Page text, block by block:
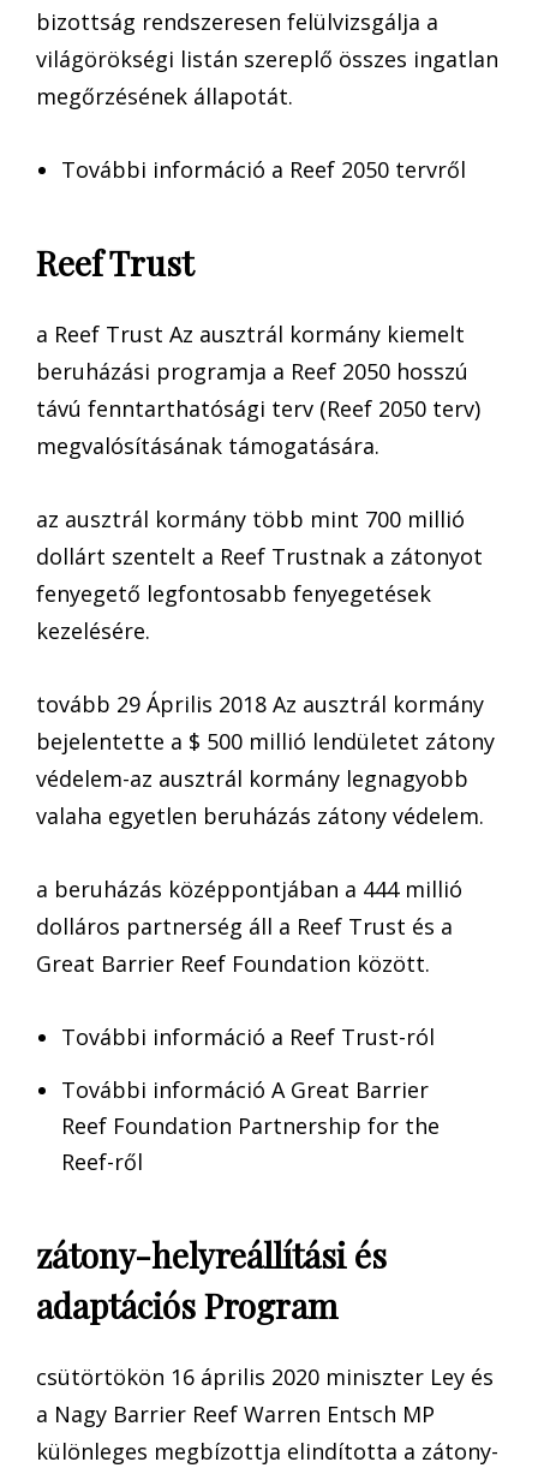
bizottság rendszeresen felülvizsgálja a
világörökségi listán szereplő összes ingatlan
megőrzésének állapotát.
További információ a Reef 2050 tervről
Reef Trust
a Reef Trust Az ausztrál kormány kiemelt
beruházási programja a Reef 2050 hosszú
távú fenntarthatósági terv (Reef 2050 terv)
megvalósításának támogatására.
az ausztrál kormány több mint 700 millió
dollárt szentelt a Reef Trustnak a zátonyot
fenyegető legfontosabb fenyegetések
kezelésére.
tovább 29 Április 2018 Az ausztrál kormány
bejelentette a $ 500 millió lendületet zátony
védelem-az ausztrál kormány legnagyobb
valaha egyetlen beruházás zátony védelem.
a beruházás középpontjában a 444 millió
dolláros partnerség áll a Reef Trust és a
Great Barrier Reef Foundation között.
További információ a Reef Trust-ról
További információ A Great Barrier
Reef Foundation Partnership for the
Reef-ről
zátony-helyreállítási és
adaptációs Program
csütörtökön 16 április 2020 miniszter Ley és
a Nagy Barrier Reef Warren Entsch MP
különleges megbízottja elindította a zátony-